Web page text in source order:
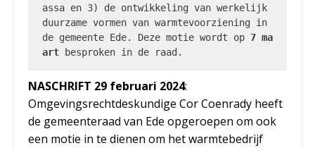
assa en 3) de ontwikkeling van werkelijk
duurzame vormen van warmtevoorziening in
de gemeente Ede. Deze motie wordt op 7 ma
art besproken in de raad.
NASCHRIFT 29 februari 2024:
Omgevingsrechtdeskundige Cor Coenrady heeft
de gemeenteraad van Ede opgeroepen om ook
een motie in te dienen om het warmtebedrijf